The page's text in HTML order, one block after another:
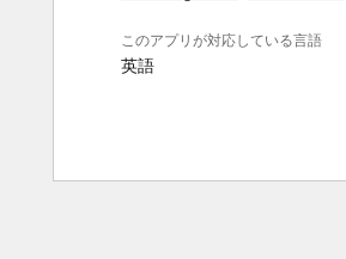
このアプリが対応している言語
英語